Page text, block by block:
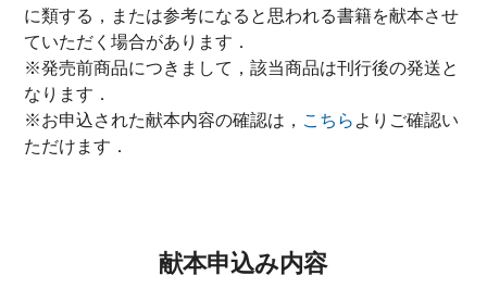
に類する，または参考になると思われる書籍を献本させ
ていただく場合があります．
※発売前商品につきまして，該当商品は刊行後の発送と
なります．
※お申込された献本内容の確認は， こちら よりご確認い
ただけます．
献本申込み内容